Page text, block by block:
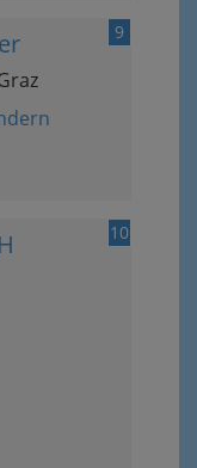
9
10